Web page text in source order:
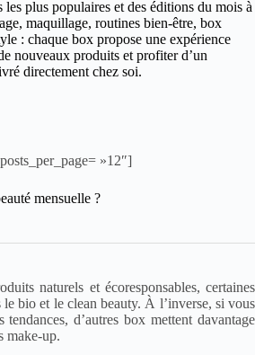
plus populaires et des éditions du mois à
maquillage, routines bien-être, box
: chaque box propose une expérience
nouveaux produits et profiter d’un
directement chez soi.
»12″]
mensuelle ?
naturels et écoresponsables, certaines
le bio et le clean beauty. À l’inverse, si vous
d’autres box mettent davantage
make-up.